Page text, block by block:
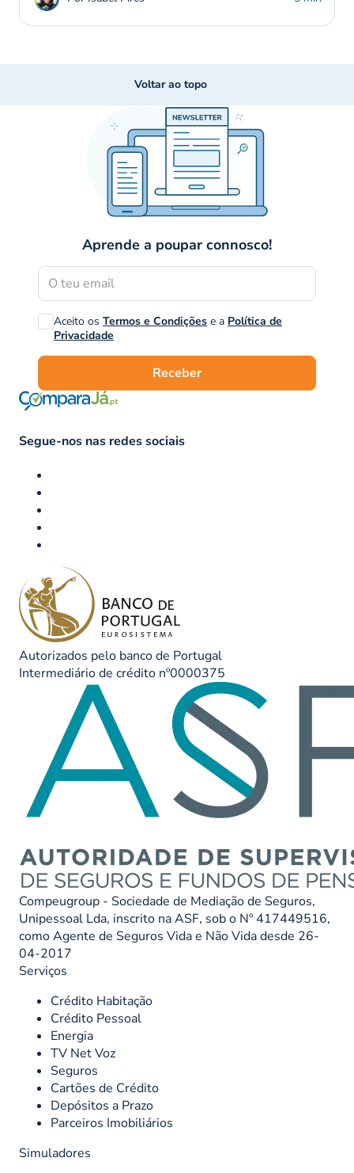
Voltar ao topo
Aprende a poupar connosco!
Aceito os Termos e Condições e a Política de
Privacidade
Receber
Segue-nos nas redes sociais
Autorizados pelo banco de Portugal
Intermediário de crédito nº0000375
Compeugroup - Sociedade de Mediação de Seguros,
Unipessoal Lda, inscrito na ASF, sob o Nº 417449516,
como Agente de Seguros Vida e Não Vida desde 26-
04-2017
Serviços
Crédito Habitação
Crédito Pessoal
Energia
TV Net Voz
Seguros
Cartões de Crédito
Depósitos a Prazo
Parceiros Imobiliários
Simuladores